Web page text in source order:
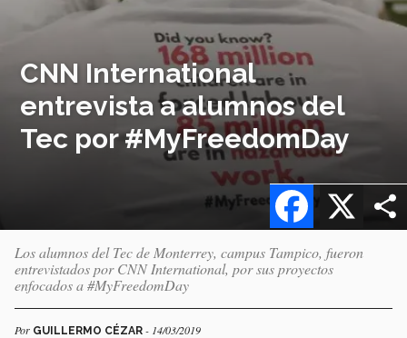
CNN International
entrevista a alumnos del
Tec por #MyFreedomDay
X
Facebook
Los alumnos del Tec de Monterrey, campus Tampico, fueron
entrevistados por CNN International, por sus proyectos
enfocados a #MyFreedomDay
Por GUILLERMO CÉZAR - 14/03/2019